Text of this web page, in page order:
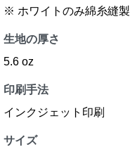
※ ホワイトのみ綿糸縫製
生地の厚さ
5.6 oz
印刷手法
インクジェット印刷
サイズ